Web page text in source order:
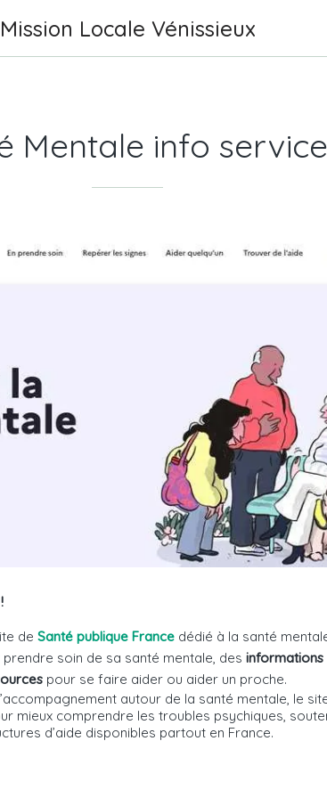
Mission Locale Vénissieux
Mentale info service
de Santé publique France dédié à la santé
prendre soin de sa santé mentale, des informations
pour se faire aider ou aider un proche.
autour de la santé mentale, le
mieux comprendre les troubles psychiques,
d’aide disponibles partout en France.